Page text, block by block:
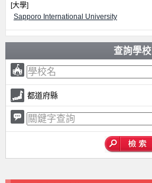
[大學]
Sapporo International University
查詢學校
都道府縣